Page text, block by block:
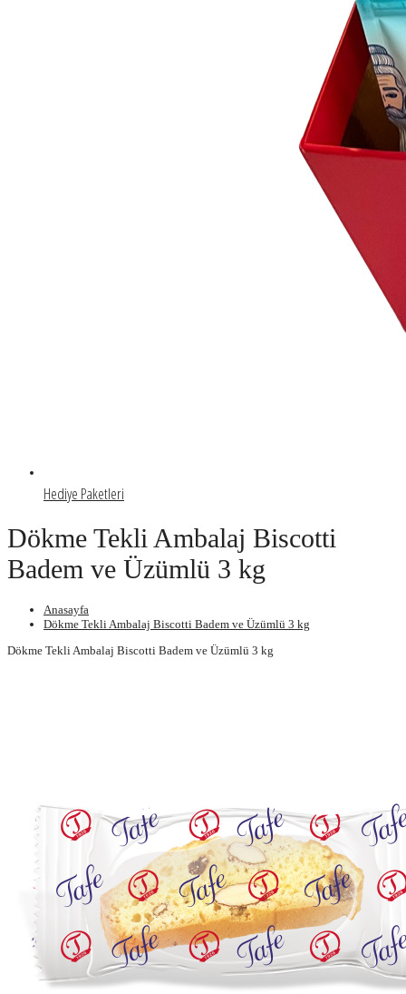
Hediye Paketleri
Dökme Tekli Ambalaj Biscotti
Badem ve Üzümlü 3 kg
Anasayfa
Dökme Tekli Ambalaj Biscotti Badem ve Üzümlü 3 kg
Dökme Tekli Ambalaj Biscotti Badem ve Üzümlü 3 kg